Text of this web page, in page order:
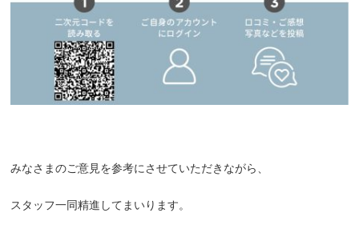
みなさまのご意見を参考にさせていただきながら、
スタッフ一同精進してまいります。